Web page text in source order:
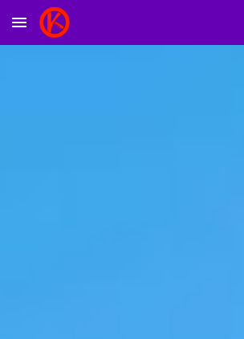
Skip to main content